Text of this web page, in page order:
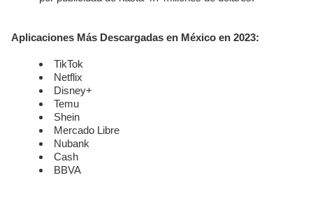
Aplicaciones Más Descargadas en México en 2023:
TikTok
Netflix
Disney+
Temu
Shein
Mercado Libre
Nubank
Cash
BBVA